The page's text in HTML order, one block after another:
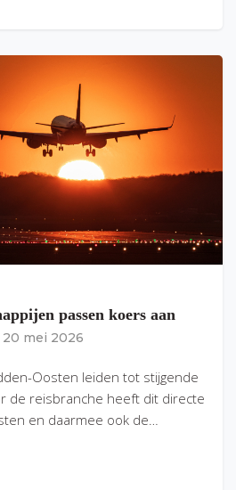
passen koers aan
20 mei 2026
Oosten leiden tot stijgende
de reisbranche heeft dit directe
en daarmee ook de…